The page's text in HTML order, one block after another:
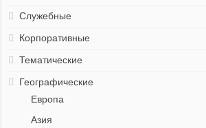
Служебные
Корпоративные
Тематические
Географические
Европа
Азия